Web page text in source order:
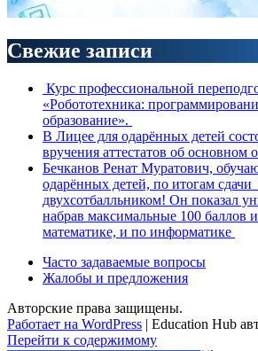
Свежие записи
Курс профессиональной
«Робототехника:
образование».
В Лицее для одарённых детей
вручения аттестатов об основном
Бечканов Ренат Муратович,
одарённых детей, по итогам
двухсотбалльником! Он показал
набрав максимальные 100 баллов
математике, и по информатике
Часто задаваемые вопросы
Жалобы и предложения
Авторские права защищены.
Работает на WordPress | Education Hub
Перейти к содержимому